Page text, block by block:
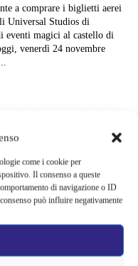
come i cookie per
Il consenso a queste
di navigazione o ID
può influire negativamente
a comprare i biglietti aerei
Universal Studios di
eventi magici al castello di